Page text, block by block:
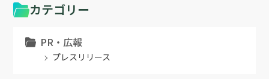
カテゴリー
PR・広報
プレスリリース